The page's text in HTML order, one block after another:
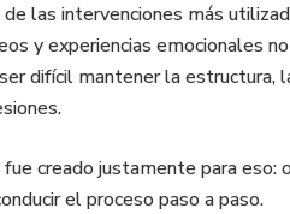
las intervenciones más
y experiencias emocionales
difícil mantener la estructura,
creado justamente para eso:
el proceso paso a paso.